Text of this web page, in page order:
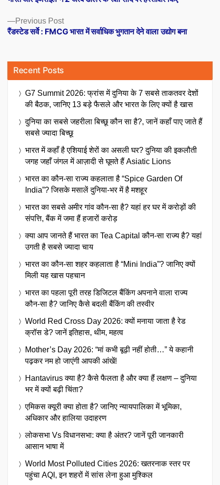
navigation
Previous PostPrevious
post:
रैंडस्टेड सर्वे : FMCG भारत में सर्वाधिक भुगतान देने वाला उद्योग बना
Recent Posts
G7 Summit 2026: फ्रांस में दुनिया के 7 सबसे ताकतवर देशों
की बैठक, जानिए 13 बड़े फैसले और भारत के लिए क्यों है खास
दुनिया का सबसे जहरीला बिच्छू कौन सा है?, जानें कहाँ पाए जाते हैं
सबसे ज्यादा बिच्छू
भारत में कहाँ है एशियाई शेरों का असली घर? दुनिया की इकलौती
जगह जहाँ जंगल में आज़ादी से घूमते हैं Asiatic Lions
भारत का कौन-सा राज्य कहलाता है “Spice Garden Of
India”? जिसके मसालें दुनिया-भर में है मशहूर
भारत का सबसे अमीर गांव कौन-सा है? यहां हर घर में करोड़ों की
संपत्ति, बैंक में जमा हैं हजारों करोड़
क्या आप जानते हैं भारत का Tea Capital कौन-सा राज्य है? यहां
उगती है सबसे ज्यादा चाय
भारत का कौन-सा शहर कहलाता है “Mini India”? जानिए क्यों
मिली यह खास पहचान
भारत का पहला पूरी तरह डिजिटल बैंकिंग अपनाने वाला राज्य
कौन-सा है? जानिए कैसे बदली बैंकिंग की तस्वीर
World Red Cross Day 2026: क्यों मनाया जाता है रेड
क्रॉस डे? जानें इतिहास, थीम, महत्व
Mother’s Day 2026: “मां कभी बूढ़ी नहीं होती…” ये कहानी
पढ़कर नम हो जाएंगी आपकी आंखें!
Hantavirus क्या है? कैसे फैलता है और क्या हैं लक्षण – दुनिया
भर में क्यों बढ़ी चिंता?
एमिकस क्यूरी क्या होता है? जानिए न्यायपालिका में भूमिका,
अधिकार और हालिया उदाहरण
लोकसभा Vs विधानसभा: क्या है अंतर? जानें पूरी जानकारी
आसान भाषा में
World Most Polluted Cities 2026: खतरनाक स्तर पर
पहुंचा AQI, इन शहरों में सांस लेना हुआ मुश्किल